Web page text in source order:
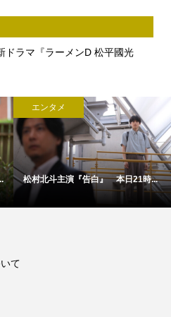
ラマ『ラーメンD 松平國光
エンタメ
松村北斗主演『告白』 本日21時...
て